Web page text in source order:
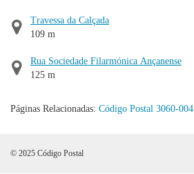
Travessa da Calçada
109 m
Rua Sociedade Filarmónica Ançanense
125 m
Páginas Relacionadas: Código Postal 3060-004
© 2025 Código Postal